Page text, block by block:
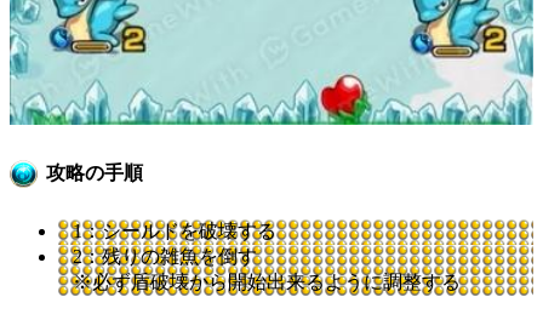
攻略の手順
1：シールドを破壊する
2：残りの雑魚を倒す
※必ず盾破壊から開始出来るように調整する